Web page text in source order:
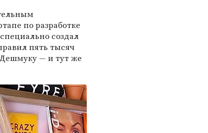
по разработке
создал
пять тысяч
Дешмуку — и тут же